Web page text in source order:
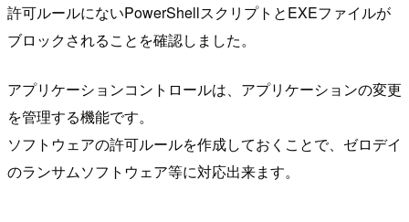
許可ルールにないPowerShellスクリプトとEXEファイルが
ブロックされることを確認しました。
アプリケーションコントロールは、アプリケーションの変更
を管理する機能です。
ソフトウェアの許可ルールを作成しておくことで、ゼロデイ
のランサムソフトウェア等に対応出来ます。